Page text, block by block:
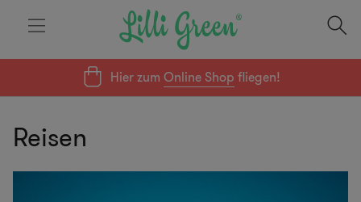
Hier zumOnline Shop fliegen!
Reisen